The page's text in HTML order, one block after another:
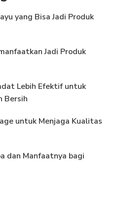
yang Bisa Jadi Produk
Jadi Produk
Lebih Efektif untuk
Bersih
untuk Menjaga Kualitas
dan Manfaatnya bagi